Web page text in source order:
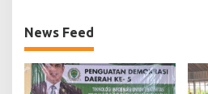
News Feed